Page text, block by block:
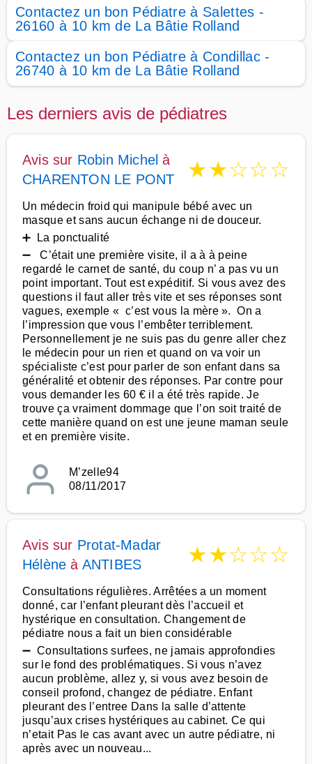
Contactez un bon Pédiatre à Salettes -
26160 à 10 km de La Bâtie Rolland
Contactez un bon Pédiatre à Condillac -
26740 à 10 km de La Bâtie Rolland
Les derniers avis de pédiatres
Avis sur Robin Michel à
CHARENTON LE PONT
★★☆☆☆
Un médecin froid qui manipule bébé avec un
masque et sans aucun échange ni de douceur.
➕ La ponctualité
➖ C’était une première visite, il a à à peine
regardé le carnet de santé, du coup n’ a pas vu un
point important. Tout est expéditif. Si vous avez des
questions il faut aller très vite et ses réponses sont
vagues, exemple « c’est vous la mère ». On a
l’impression que vous l’embêter terriblement.
Personnellement je ne suis pas du genre aller chez
le médecin pour un rien et quand on va voir un
spécialiste c’est pour parler de son enfant dans sa
généralité et obtenir des réponses. Par contre pour
vous demander les 60 € il a été très rapide. Je
trouve ça vraiment dommage que l’on soit traité de
cette manière quand on est une jeune maman seule
et en première visite.
M’zelle94
08/11/2017
Avis sur Protat-Madar
Hélène à ANTIBES ★★☆☆☆
Consultations régulières. Arrêtées a un moment
donné, car l’enfant pleurant dès l’accueil et
hystérique en consultation. Changement de
pédiatre nous a fait un bien considérable
➖ Consultations surfees, ne jamais approfondies
sur le fond des problématiques. Si vous n’avez
aucun problème, allez y, si vous avez besoin de
conseil profond, changez de pédiatre. Enfant
pleurant des l’entree Dans la salle d’attente
jusqu’aux crises hystériques au cabinet. Ce qui
n’etait Pas le cas avant avec un autre pédiatre, ni
après avec un nouveau...